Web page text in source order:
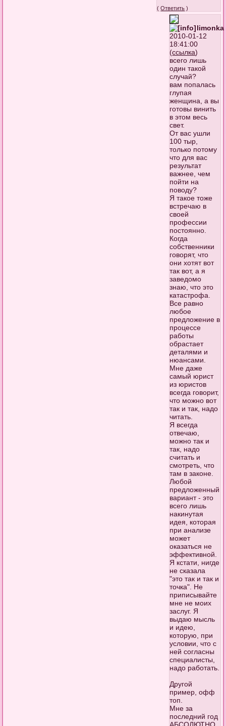
(Ответить )
limonka
2010-01-12
18:41:00
(ссылка)
всего лишь
один такой
случай?
вам попалась
глупая
женщина, а вы
готовы винить
в этом весь
свет.
От вас ушли
100 тыр,
только потому
что для вас
результат
важнее, чем
пойти на
поводу?
Я такое тоже
встречаю в
своей
профессии
постоянно.
Когда
собственники
говорят, что
они хотят вот
так вот, а я
заведомо
знаю, что это
катастрофа.
Все равно
любое
предложение в
процессе
работы
обрастает
деталями и
нюансами.
Мне даже
самый юрист
из юристов
всегда говорит,
что можно вот
так и так, надо
читать.
Я всегда
отвечаю,
можно так и
так, надо
считать и
смотреть, что
там в законе.
Любой
предложенный
вариант - это
всего лишь
накинутая
идея, которая
при анализе
может
оказаться не
эффективной.
Я кстати, нигде
не сказала
"это так и так и
точка". Не
приписывайте
мне не моих
заслуг. Я
выдаю мысль
и идею,
которую, при
условии, что с
ней согласны
специалисты,
надо работать.
Другой
пример, офф
топ.
Мне за
последний год